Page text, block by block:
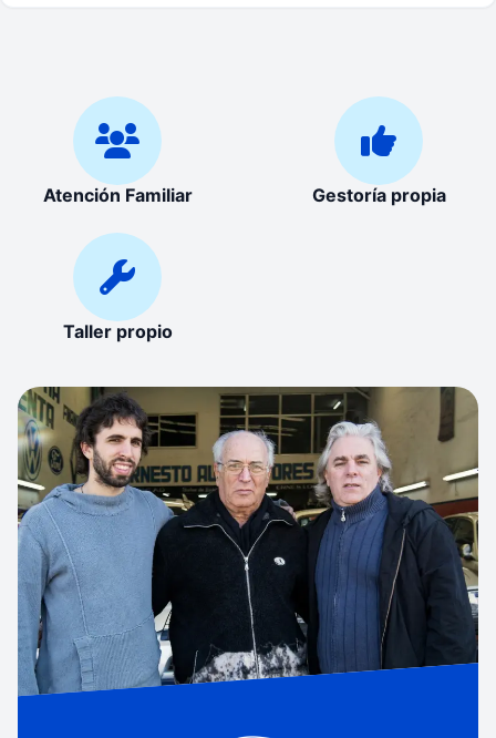
Atención Familiar Gestoría propia
Taller propio